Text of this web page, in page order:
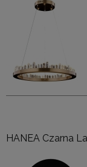
HANEA Czarna